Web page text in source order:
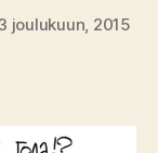
joulukuun, 2015